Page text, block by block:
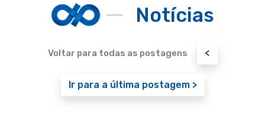
Notícias
Voltar para todas as postagens <
Ir para a última postagem >